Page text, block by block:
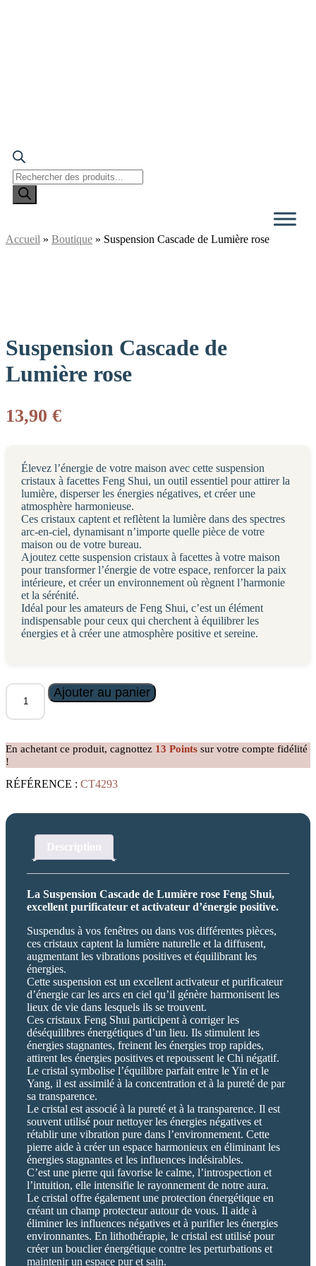
Recherche
de
Accueil » Boutique » Suspension Cascade de Lumière rose
Suspension Cascade de
Lumière rose
13,90 €
Élevez l’énergie de votre maison avec cette suspension
cristaux à facettes Feng Shui, un outil essentiel pour attirer la
lumière, disperser les énergies négatives, et créer une
atmosphère harmonieuse.
Ces cristaux captent et reflètent la lumière dans des spectres
arc-en-ciel, dynamisant n’importe quelle pièce de votre
maison ou de votre bureau.
Ajoutez cette suspension cristaux à facettes à votre maison
pour transformer l’énergie de votre espace, renforcer la paix
intérieure, et créer un environnement où règnent l’harmonie
et la sérénité.
Idéal pour les amateurs de Feng Shui, c’est un élément
indispensable pour ceux qui cherchent à équilibrer les
énergies et à créer une atmosphère positive et sereine.
quantité
Suspension
Lumière
rose
Ajouter au panier
En achetant ce produit, cagnottez 13 Points sur votre compte fidélité
!
RÉFÉRENCE : CT4293
Description
La Suspension Cascade de Lumière rose Feng Shui,
excellent purificateur et activateur d’énergie positive.
Suspendus à vos fenêtres ou dans vos différentes pièces,
ces cristaux captent la lumière naturelle et la diffusent,
augmentant les vibrations positives et équilibrant les
énergies.
Cette suspension est un excellent activateur et purificateur
d’énergie car les arcs en ciel qu’il génère harmonisent les
lieux de vie dans lesquels ils se trouvent.
Ces cristaux Feng Shui participent à corriger les
déséquilibres énergétiques d’un lieu. Ils stimulent les
énergies stagnantes, freinent les énergies trop rapides,
attirent les énergies positives et repoussent le Chi négatif.
Le cristal symbolise l’équilibre parfait entre le Yin et le
Yang, il est assimilé à la concentration et à la pureté de par
sa transparence.
Le cristal est associé à la pureté et à la transparence. Il est
souvent utilisé pour nettoyer les énergies négatives et
rétablir une vibration pure dans l’environnement. Cette
pierre aide à créer un espace harmonieux en éliminant les
énergies stagnantes et les influences indésirables.
C’est une pierre qui favorise le calme, l’introspection et
l’intuition, elle intensifie le rayonnement de notre aura.
Le cristal offre également une protection énergétique en
créant un champ protecteur autour de vous. Il aide à
éliminer les influences négatives et à purifier les énergies
environnantes. En lithothérapie, le cristal est utilisé pour
créer un bouclier énergétique contre les perturbations et
maintenir un espace pur et sain.